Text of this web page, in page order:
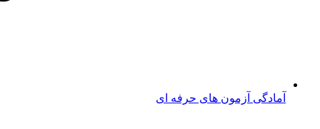
آمادگی آزمون های حرفه ای